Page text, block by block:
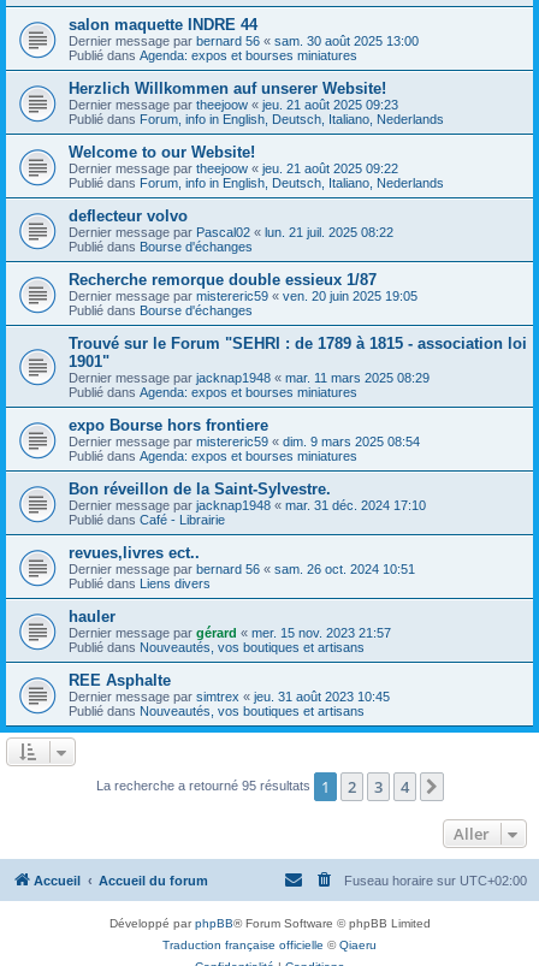
salon maquette INDRE 44
Dernier message par bernard 56 « sam. 30 août 2025 13:00
Publié dans Agenda: expos et bourses miniatures
Herzlich Willkommen auf unserer Website!
Dernier message par theejoow « jeu. 21 août 2025 09:23
Publié dans Forum, info in English, Deutsch, Italiano, Nederlands
Welcome to our Website!
Dernier message par theejoow « jeu. 21 août 2025 09:22
Publié dans Forum, info in English, Deutsch, Italiano, Nederlands
deflecteur volvo
Dernier message par Pascal02 « lun. 21 juil. 2025 08:22
Publié dans Bourse d'échanges
Recherche remorque double essieux 1/87
Dernier message par mistereric59 « ven. 20 juin 2025 19:05
Publié dans Bourse d'échanges
Trouvé sur le Forum "SEHRI : de 1789 à 1815 - association loi
1901"
Dernier message par jacknap1948 « mar. 11 mars 2025 08:29
Publié dans Agenda: expos et bourses miniatures
expo Bourse hors frontiere
Dernier message par mistereric59 « dim. 9 mars 2025 08:54
Publié dans Agenda: expos et bourses miniatures
Bon réveillon de la Saint-Sylvestre.
Dernier message par jacknap1948 « mar. 31 déc. 2024 17:10
Publié dans Café - Librairie
revues,livres ect..
Dernier message par bernard 56 « sam. 26 oct. 2024 10:51
Publié dans Liens divers
hauler
Dernier message par gérard « mer. 15 nov. 2023 21:57
Publié dans Nouveautés, vos boutiques et artisans
REE Asphalte
Dernier message par simtrex « jeu. 31 août 2023 10:45
Publié dans Nouveautés, vos boutiques et artisans
La recherche a retourné 95 résultats 1 2 3 4
Aller
Accueil Accueil du forum Fuseau horaire sur UTC+02:00
Développé parphpBB® Forum Software © phpBB Limited
Traduction française officielle ©Qiaeru